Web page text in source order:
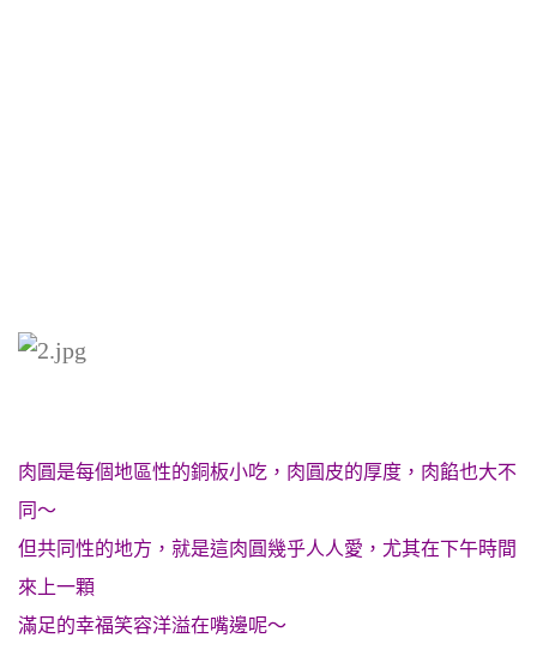
肉圓是每個地區性的銅板小吃，肉圓皮的厚度，肉餡也大不
同～
但共同性的地方，就是這肉圓幾乎人人愛，尤其在下午時間
來上一顆
滿足的幸福笑容洋溢在嘴邊呢～